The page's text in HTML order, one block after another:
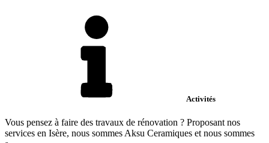
Activités
Vous pensez à faire des travaux de rénovation ? Proposant nos
services en Isère, nous sommes Aksu Ceramiques et nous sommes